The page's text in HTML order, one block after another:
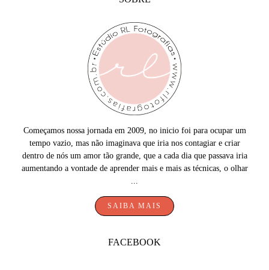
Começamos nossa jornada em 2009, no inicio foi para ocupar um
tempo vazio, mas não imaginava que iria nos contagiar e criar
dentro de nós um amor tão grande, que a cada dia que passava iria
aumentando a vontade de aprender mais e mais as técnicas, o olhar
...
SAIBA MAIS
FACEBOOK